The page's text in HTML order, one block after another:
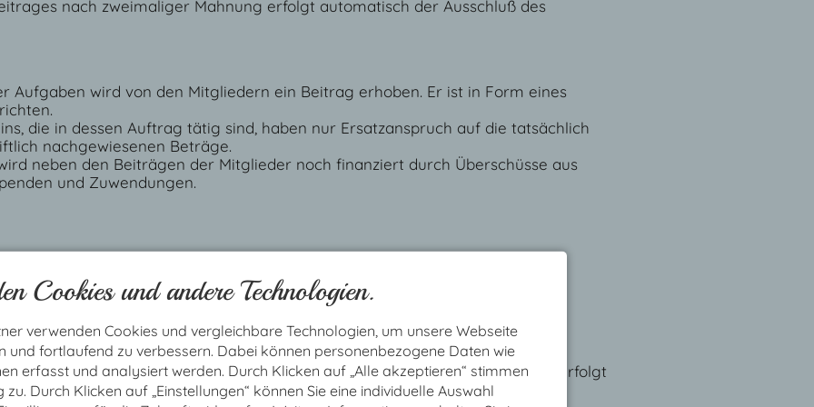
nach zweimaliger Mahnung erfolgt automatisch der Ausschluß des
Aufgaben wird von den Mitgliedern ein Beitrag erhoben. Er ist in Form eines
die in dessen Auftrag tätig sind, haben nur Ersatzanspruch auf die tatsächlich
nachgewiesenen Beträge.
neben den Beiträgen der Mitglieder noch finanziert durch Überschüsse aus
und Zuwendungen.
findet mindestens einmal im Vereinsjähr statt. Die Einladung erfolgt
Veröffentlichung in der Tagespresse oder durch schriftliche Einladung.
Cookies und andere Technologien.
verwenden Cookies und vergleichbare Technologien, um unsere Webseite
und fortlaufend zu verbessern. Dabei können personenbezogene Daten wie
erfasst und analysiert werden. Durch Klicken auf „Alle akzeptieren“ stimmen
Durch Klicken auf „Einstellungen“ können Sie eine individuelle Auswahl